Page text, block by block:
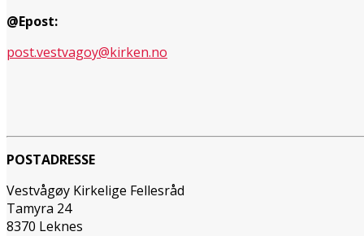
@Epost:
post.vestvagoy@kirken.no
POSTADRESSE
Vestvågøy Kirkelige Fellesråd
Tamyra 24
8370 Leknes